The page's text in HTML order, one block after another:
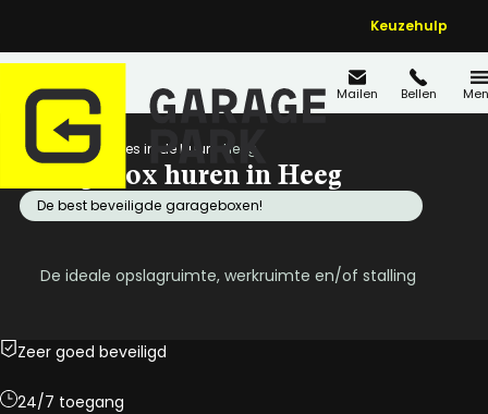
Keuzehulp
Mailen Bellen
Home Locaties in de buurt Heeg
Garagebox huren in Heeg
De best beveiligde garageboxen!
De ideale opslagruimte, werkruimte en/of stalling
Zeer goed beveiligd
24/7 toegang